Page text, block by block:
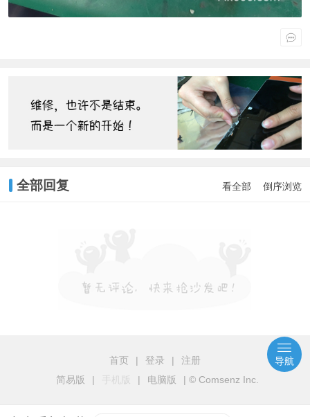
全部回复 看全部 倒序浏览
首页 | 登录 |
注册
简易版
| 手机版 | 电脑版 | © Comsenz Inc.
导航